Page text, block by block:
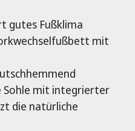
gutes Fußklima
mit
Sohle mit integrierter
die natürliche